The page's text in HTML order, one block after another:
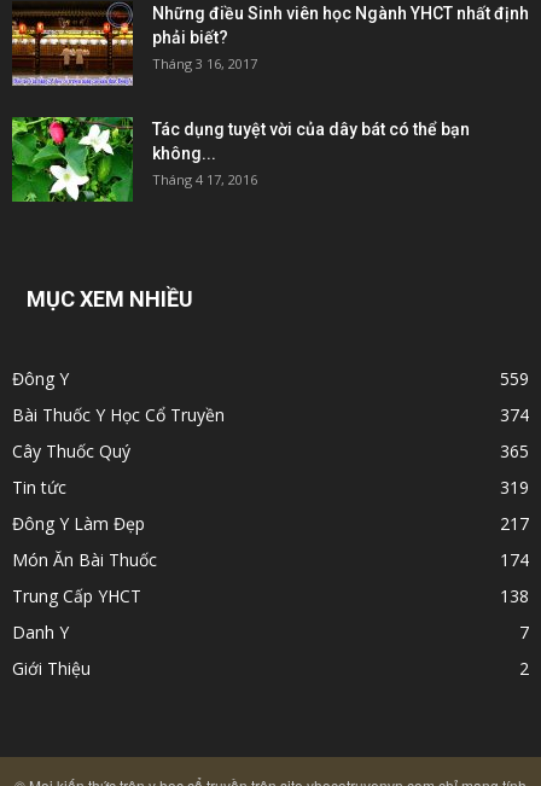
Những điều Sinh viên học Ngành YHCT nhất định
phải biết?
Tháng 3 16, 2017
Tác dụng tuyệt vời của dây bát có thể bạn
không...
Tháng 4 17, 2016
MỤC XEM NHIỀU
Đông Y
559
Bài Thuốc Y Học Cổ Truyền
374
Cây Thuốc Quý
365
Tin tức
319
Đông Y Làm Đẹp
217
Món Ăn Bài Thuốc
174
Trung Cấp YHCT
138
Danh Y
7
Giới Thiệu
2